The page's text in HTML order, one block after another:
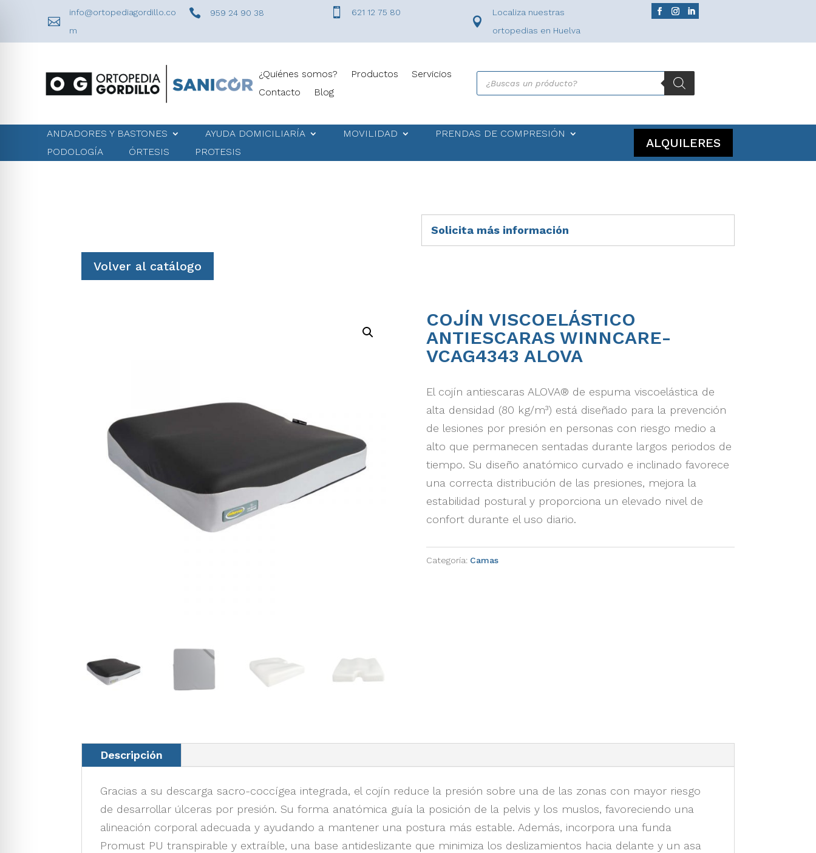

info@ortopediagordillo.co
m
 959 24 90 38  621 12 75 80

Localiza nuestras
ortopedias en Huelva
¿Quiénes somos? Productos
Servicios
Contacto
Blog
Búsqueda
de
productos
ANDADORES Y BASTONES AYUDA DOMICILIARÍA MOVILIDAD
PRENDAS DE COMPRESIÓN
PODOLOGÍA
ÓRTESIS PROTESIS
ALQUILERES
Solicita más información
Volver al catálogo
COJÍN VISCOELÁSTICO
ANTIESCARAS WINNCARE-
VCAG4343 ALOVA
El cojín antiescaras ALOVA® de espuma viscoelástica de
alta densidad (80 kg/m³) está diseñado para la prevención
de lesiones por presión en personas con riesgo medio a
alto que permanecen sentadas durante largos periodos de
tiempo. Su diseño anatómico curvado e inclinado favorece
una correcta distribución de las presiones, mejora la
estabilidad postural y proporciona un elevado nivel de
confort durante el uso diario.
Categoría: Camas
Descripción
Gracias a su descarga sacro-coccígea integrada, el cojín reduce la presión sobre una de las zonas con mayor riesgo
de desarrollar úlceras por presión. Su forma anatómica guía la posición de la pelvis y los muslos, favoreciendo una
alineación corporal adecuada y ayudando a mantener una postura más estable. Además, incorpora una funda
Promust PU transpirable y extraíble, una base antideslizante que minimiza los deslizamientos hacia delante y un asa